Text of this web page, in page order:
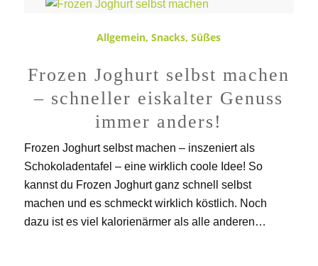
Allgemein,Snacks,Süßes
Frozen Joghurt selbst machen
– schneller eiskalter Genuss
immer anders!
Frozen Joghurt selbst machen – inszeniert als
Schokoladentafel – eine wirklich coole Idee! So
kannst du Frozen Joghurt ganz schnell selbst
machen und es schmeckt wirklich köstlich. Noch
dazu ist es viel kalorienärmer als alle anderen…